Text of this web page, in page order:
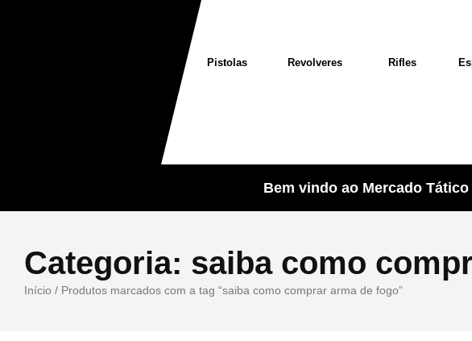
Pistolas Revolveres Rifles
Bem vindo ao Mercado
Categoria: saiba como
Início / Produtos marcados com a tag “saiba como comprar arma de fogo”